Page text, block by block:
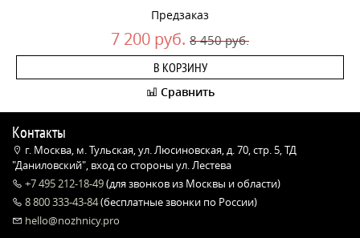
Предзаказ
7 200 руб. 8 450 руб.
В КОРЗИНУ
Сравнить
Контакты
г. Москва, м. Тульская, ул. Люсиновская, д. 70, стр. 5, ТД
"Даниловский", вход со стороны ул. Лестева
+7 495 212-18-49(для звонков из Москвы и области)
8 800 333-43-84(бесплатные звонки по России)
hello@nozhnicy.pro